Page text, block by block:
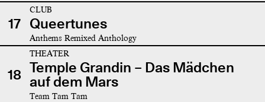
17
CLUB
Queertunes
Anthems Remixed Anthology
18
THEATER
Temple Grandin – Das Mädchen
auf dem Mars
Team Tam Tam